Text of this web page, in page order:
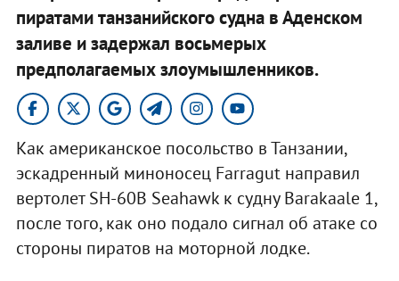
пиратами танзанийского судна в Аденском
заливе и задержал восьмерых
предполагаемых злоумышленников.
Как американское посольство в Танзании,
эскадренный миноносец Farragut направил
вертолет SH-60B Seahawk к судну Barakaale 1,
после того, как оно подало сигнал об атаке со
стороны пиратов на моторной лодке.